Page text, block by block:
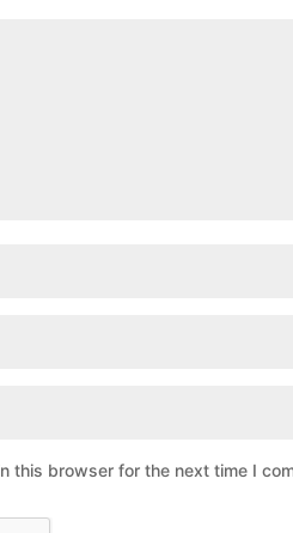
this browser for the next time I